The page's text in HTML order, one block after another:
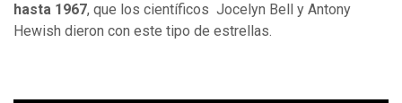
hasta 1967, que los científicos Jocelyn Bell y Antony
Hewish dieron con este tipo de estrellas.